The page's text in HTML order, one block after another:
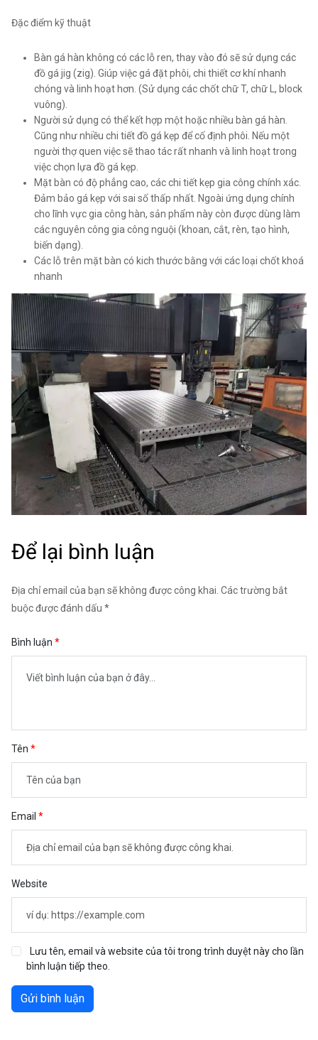
Đặc điểm kỹ thuật
Bàn gá hàn không có các lỗ ren, thay vào đó sẽ sử dụng các
đồ gá jig (zig). Giúp việc gá đặt phôi, chi thiết cơ khí nhanh
chóng và linh hoạt hơn. (Sử dụng các chốt chữ T, chữ L, block
vuông).
Người sử dụng có thể kết hợp một hoặc nhiều bàn gá hàn.
Cũng như nhiều chi tiết đồ gá kẹp để cố định phôi. Nếu một
người thợ quen việc sẽ thao tác rất nhanh và linh hoạt trong
việc chọn lựa đồ gá kẹp.
Mặt bàn có độ phẳng cao, các chi tiết kẹp gia công chính xác.
Đảm bảo gá kẹp với sai số thấp nhất. Ngoài ứng dụng chính
cho lĩnh vực gia công hàn, sản phẩm này còn được dùng làm
các nguyên công gia công nguội (khoan, cắt, rèn, tạo hình,
biến dạng).
Các lỗ trên mặt bàn có kich thước bằng với các loại chốt khoá
nhanh
Để lại bình luận
Địa chỉ email của bạn sẽ không được công khai. Các trường bắt
buộc được đánh dấu *
Bình luận
Tên
Email
Website
Lưu tên, email và website của tôi trong trình duyệt này cho lần
bình luận tiếp theo.
Gửi bình luận